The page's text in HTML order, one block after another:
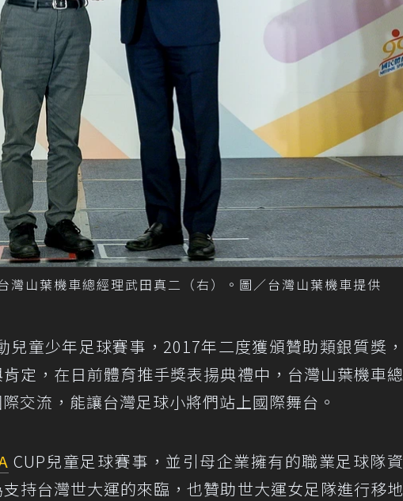
山葉機車總經理武田真二（右）。圖／台灣山葉機車提供
兒童少年足球賽事，2017年二度獲頒贊助類銀質獎，
定，在日前體育推手獎表揚典禮中，台灣山葉機車總
交流，能讓台灣足球小將們站上國際舞台。
CUP兒童足球賽事，並引母企業擁有的職業足球隊資
持台灣世大運的來臨，也贊助世大運女足隊進行移地